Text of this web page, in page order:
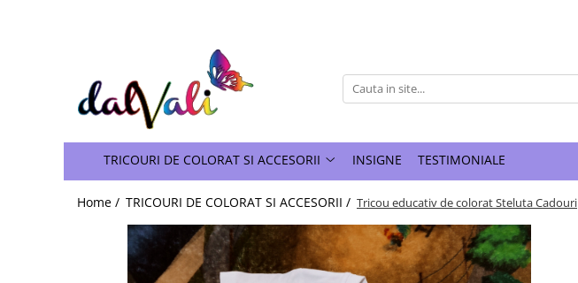
TRICOURI DE COLORAT SI ACCESORII
TRICOURI COPII
TRICOURI DE COLORAT SI ACCESORII INSIGNE TESTIMONIALE
Home / TRICOURI DE COLORAT SI ACCESORII / Tricou educativ de colorat Steluta Cadouri